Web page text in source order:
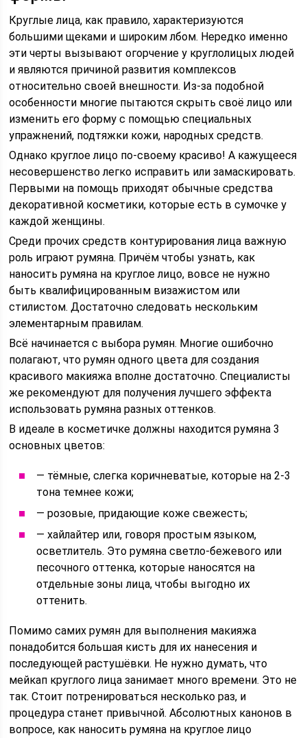
Круглые лица, как правило, характеризуются
большими щеками и широким лбом. Нередко именно
эти черты вызывают огорчение у круглолицых людей
и являются причиной развития комплексов
относительно своей внешности. Из-за подобной
особенности многие пытаются скрыть своё лицо или
изменить его форму с помощью специальных
упражнений, подтяжки кожи, народных средств.
Однако круглое лицо по-своему красиво! А кажущееся
несовершенство легко исправить или замаскировать.
Первыми на помощь приходят обычные средства
декоративной косметики, которые есть в сумочке у
каждой женщины.
Среди прочих средств контурирования лица важную
роль играют румяна. Причём чтобы узнать, как
наносить румяна на круглое лицо, вовсе не нужно
быть квалифицированным визажистом или
стилистом. Достаточно следовать нескольким
элементарным правилам.
Всё начинается с выбора румян. Многие ошибочно
полагают, что румян одного цвета для создания
красивого макияжа вполне достаточно. Специалисты
же рекомендуют для получения лучшего эффекта
использовать румяна разных оттенков.
В идеале в косметичке должны находится румяна 3
основных цветов:
— тёмные, слегка коричневатые, которые на 2-3
тона темнее кожи;
— розовые, придающие коже свежесть;
— хайлайтер или, говоря простым языком,
осветлитель. Это румяна светло-бежевого или
песочного оттенка, которые наносятся на
отдельные зоны лица, чтобы выгодно их
оттенить.
Помимо самих румян для выполнения макияжа
понадобится большая кисть для их нанесения и
последующей растушёвки. Не нужно думать, что
мейкап круглого лица занимает много времени. Это не
так. Стоит потренироваться несколько раз, и
процедура станет привычной. Абсолютных канонов в
вопросе, как наносить румяна на круглое лицо